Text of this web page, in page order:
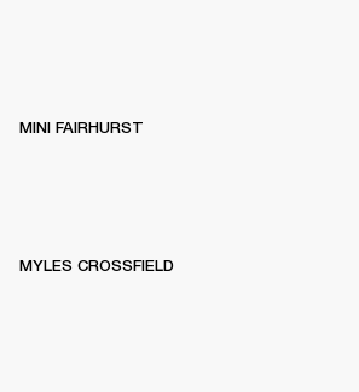
MINI FAIRHURST
MYLES CROSSFIELD